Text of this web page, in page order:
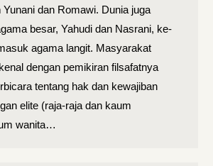
dan Ro­mawi. Dunia juga
besar, Yahudi dan Nasrani, ke­
agama langit. Masyarakat
dengan pemikiran filsafatnya
tentang hak dan kewajiban
elite (raja-raja dan kaum
wanita…